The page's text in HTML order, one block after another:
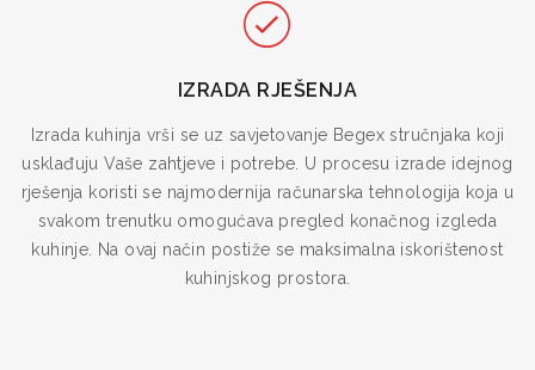
IZRADA RJEŠENJA
Izrada kuhinja vrši se uz savjetovanje Begex stručnjaka koji
usklađuju Vaše zahtjeve i potrebe. U procesu izrade idejnog
rješenja koristi se najmodernija računarska tehnologija koja u
svakom trenutku omogućava pregled konačnog izgleda
kuhinje. Na ovaj način postiže se maksimalna iskorištenost
kuhinjskog prostora.